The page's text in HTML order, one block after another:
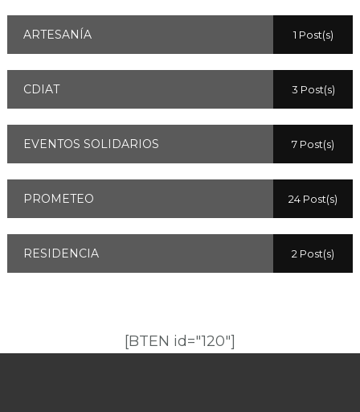
ARTESANÍA 1 Post(s)
CDIAT 3 Post(s)
EVENTOS SOLIDARIOS 7 Post(s)
PROMETEO 24 Post(s)
RESIDENCIA 2 Post(s)
[BTEN id="120"]